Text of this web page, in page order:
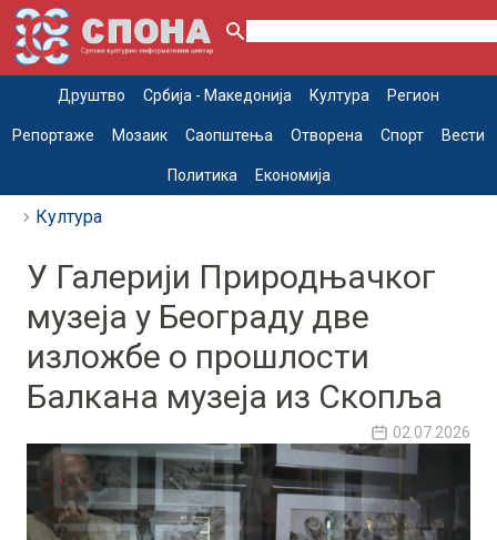
Друштво Србија - Македонија Култура Регион
Репортаже Мозаик Саопштења Отворена Спорт Вести
Политика Економија
Култура
У Галерији Природњачког
музеја у Београду две
изложбе о прошлости
Балкана музеја из Скопља
02.07.2026